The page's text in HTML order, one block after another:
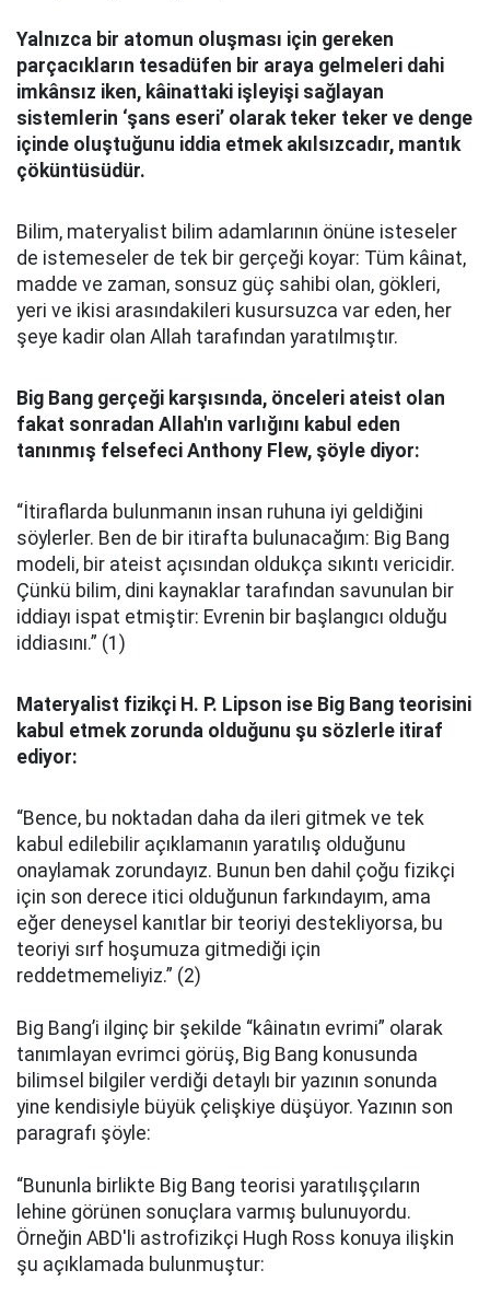
Yalnızca bir atomun oluşması için gereken
parçacıkların tesadüfen bir araya gelmeleri dahi
imkânsız iken, kâinattaki işleyişi sağlayan
sistemlerin ‘şans eseri’ olarak teker teker ve denge
içinde oluştuğunu iddia etmek akılsızcadır, mantık
çöküntüsüdür.
Bilim, materyalist bilim adamlarının önüne isteseler
de istemeseler de tek bir gerçeği koyar: Tüm kâinat,
madde ve zaman, sonsuz güç sahibi olan, gökleri,
yeri ve ikisi arasındakileri kusursuzca var eden, her
şeye kadir olan Allah tarafından yaratılmıştır.
Big Bang gerçeği karşısında, önceleri ateist olan
fakat sonradan Allah'ın varlığını kabul eden
tanınmış felsefeci Anthony Flew, şöyle diyor:
“İtiraflarda bulunmanın insan ruhuna iyi geldiğini
söylerler. Ben de bir itirafta bulunacağım: Big Bang
modeli, bir ateist açısından oldukça sıkıntı vericidir.
Çünkü bilim, dini kaynaklar tarafından savunulan bir
iddiayı ispat etmiştir: Evrenin bir başlangıcı olduğu
iddiasını.” (1)
Materyalist fizikçi H. P. Lipson ise Big Bang teorisini
kabul etmek zorunda olduğunu şu sözlerle itiraf
ediyor:
“Bence, bu noktadan daha da ileri gitmek ve tek
kabul edilebilir açıklamanın yaratılış olduğunu
onaylamak zorundayız. Bunun ben dahil çoğu fizikçi
için son derece itici olduğunun farkındayım, ama
eğer deneysel kanıtlar bir teoriyi destekliyorsa, bu
teoriyi sırf hoşumuza gitmediği için
reddetmemeliyiz.” (2)
Big Bang’i ilginç bir şekilde “kâinatın evrimi” olarak
tanımlayan evrimci görüş, Big Bang konusunda
bilimsel bilgiler verdiği detaylı bir yazının sonunda
yine kendisiyle büyük çelişkiye düşüyor. Yazının son
paragrafı şöyle:
“Bununla birlikte Big Bang teorisi yaratılışçıların
lehine görünen sonuçlara varmış bulunuyordu.
Örneğin ABD'li astrofizikçi Hugh Ross konuya ilişkin
şu açıklamada bulunmuştur: